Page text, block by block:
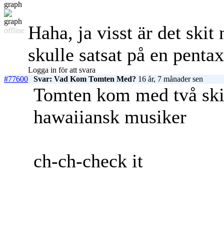
offline Haha, ja visst är det
skulle satsat på en
Logga in för att svara
#77600
Svar: Vad Kom Tomten Med? 16 år, 7 månader sen
Tomten kom med två
hawaiiansk musiker
ch-ch-check it